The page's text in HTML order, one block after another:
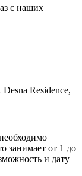
с наших
Residence,
занимает от 1 до
и дату